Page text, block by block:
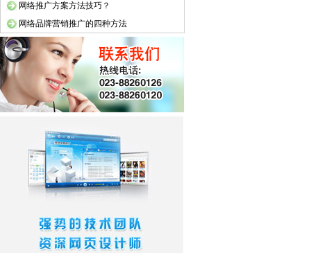
网络推广方案方法技巧？
网络品牌营销推广的四种方法